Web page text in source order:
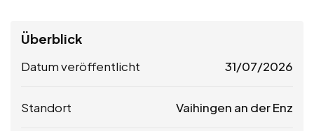
Überblick
Datum veröffentlicht 31/07/2026
Standort Vaihingen an der Enz